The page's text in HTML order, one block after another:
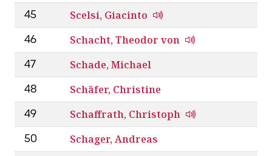
45 Scelsi, Giacinto
46 Schacht, Theodor von
47 Schade, Michael
48 Schäfer, Christine
49 Schaffrath, Christoph
50 Schager, Andreas